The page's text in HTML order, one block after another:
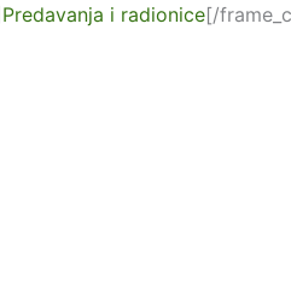
Predavanja i radionice[/